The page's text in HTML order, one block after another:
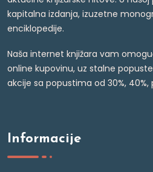
kapitalna izdanja, izuzetne
enciklopedije.
Naša internet knjižara vam
online kupovinu, uz stalne
akcije sa popustima od 30%, 40%,
Informacije